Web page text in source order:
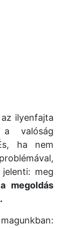
ilyenfajta
valóság
ha nem
meg
megoldás